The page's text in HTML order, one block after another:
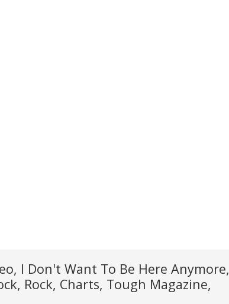
I Don't Want To Be Here Anymore,
Rock, Charts, Tough Magazine,